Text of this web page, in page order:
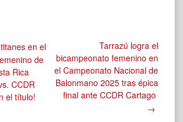
en el
de
Rica
CCDR
el título!
Tarrazú logra el
bicampeonato femenino en
el Campeonato Nacional de
Balonmano 2025 tras épica
final ante CCDR Cartago
→